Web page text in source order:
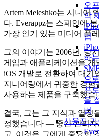
오
악
법
하
으
프
을
법
사용자
Artem Meleshko는 시니어
다. Everappz는 스페인에
가장 인기 있는 미디어 플
그의 이야기는 2006년, 당
게임과 애플리케이션을 개
iOS 개발로 전환하여 대기
지니어링에서 귀중한 경
사용하는 제품을 구축했습
결국, 그는 그 지식과 열정
정했습니다 — 중간 관리
고. 이것은 그에게 중요한